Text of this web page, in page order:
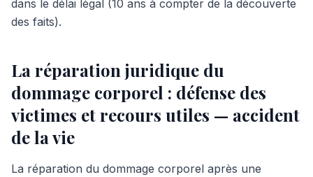
dans le délai légal (10 ans à compter de la découverte
des faits).
La réparation juridique du
dommage corporel : défense des
victimes et recours utiles — accident
de la vie
La réparation du dommage corporel après une